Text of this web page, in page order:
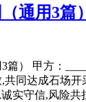
通用3篇
篇） 甲方：
共同达成石场开
实守信,风险共